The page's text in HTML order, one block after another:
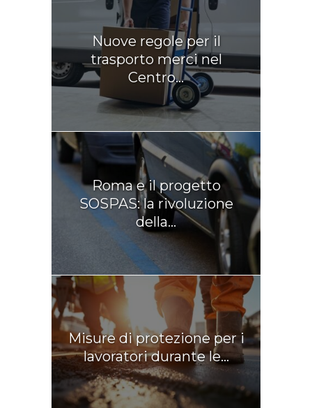
Nuove regole per il
trasporto merci nel
Centro...
Roma e il progetto
SOSPAS: la rivoluzione
della...
Misure di protezione per i
lavoratori durante le...